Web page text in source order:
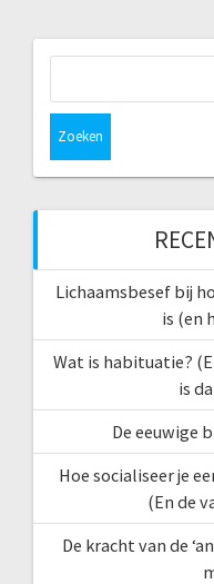
Lichaamsbesef bij
is (en
Wat is habituatie?
is
De eeuwige
Hoe socialiseer je
(En de
De kracht van de